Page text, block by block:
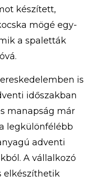
készített,
mögé egy-
a spaletták
is
időszakban
manapság már
legkülönfélébb
adventi
A vállalkozó
elkészíthetik